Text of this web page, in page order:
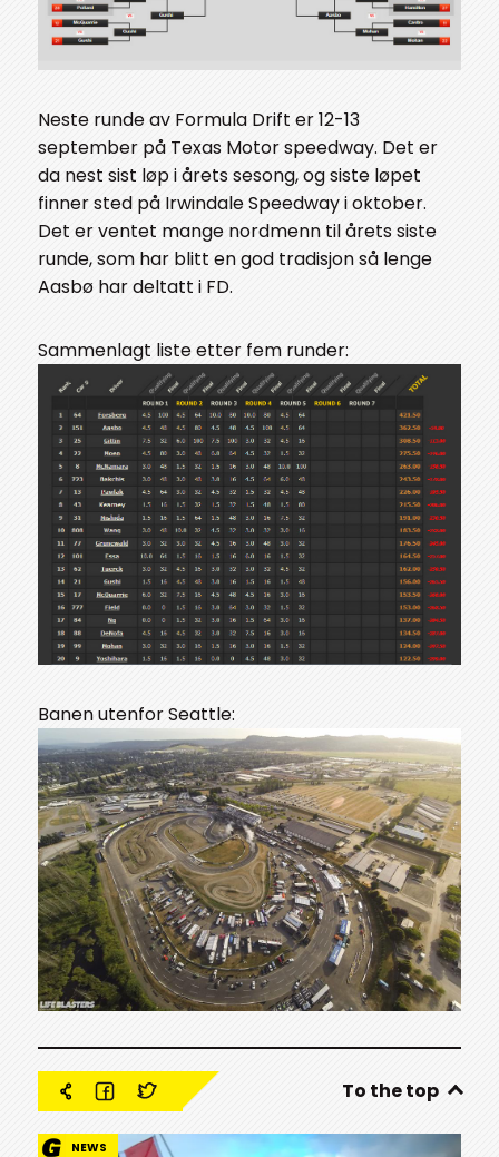
Neste runde av Formula Drift er 12-13
september på Texas Motor speedway. Det er
da nest sist løp i årets sesong, og siste løpet
finner sted på Irwindale Speedway i oktober.
Det er ventet mange nordmenn til årets siste
runde, som har blitt en god tradisjon så lenge
Aasbø har deltatt i FD.
Sammenlagt liste etter fem runder:
Banen utenfor Seattle:
To the top
NEWS